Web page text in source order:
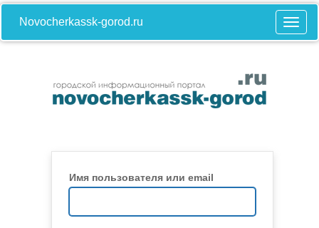
Novocherkassk-gorod.ru
Имя пользователя или email